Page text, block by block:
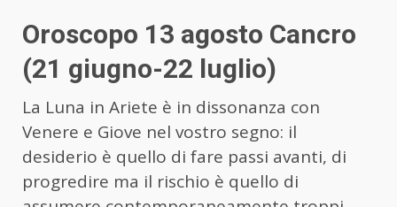
Oroscopo 13 agosto Cancro
(21 giugno-22 luglio)
La Luna in Ariete è in dissonanza con
Venere e Giove nel vostro segno: il
desiderio è quello di fare passi avanti, di
progredire ma il rischio è quello di